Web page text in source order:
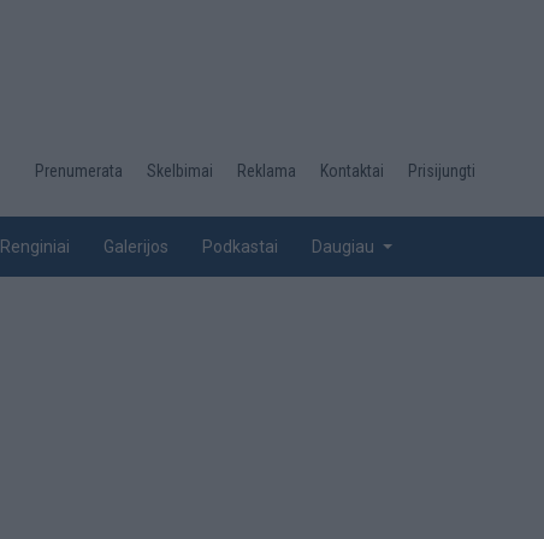
Desktop
top
Prenumerata Skelbimai Reklama Kontaktai Prisijungti
Renginiai Galerijos Podkastai Daugiau